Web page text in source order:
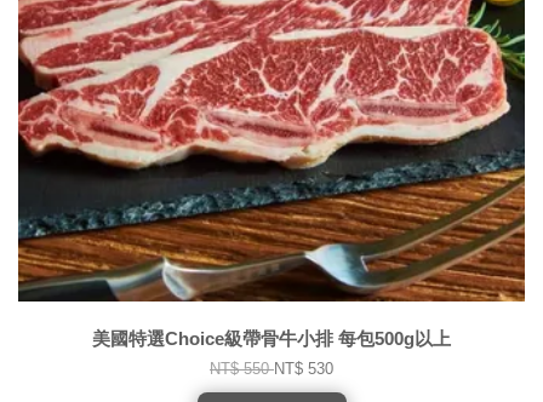
美國特選Choice級帶骨牛小排 每包500g以上
NT$ 550NT$ 530